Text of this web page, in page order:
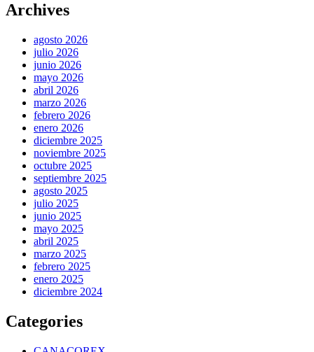
Archives
agosto 2026
julio 2026
junio 2026
mayo 2026
abril 2026
marzo 2026
febrero 2026
enero 2026
diciembre 2025
noviembre 2025
octubre 2025
septiembre 2025
agosto 2025
julio 2025
junio 2025
mayo 2025
abril 2025
marzo 2025
febrero 2025
enero 2025
diciembre 2024
Categories